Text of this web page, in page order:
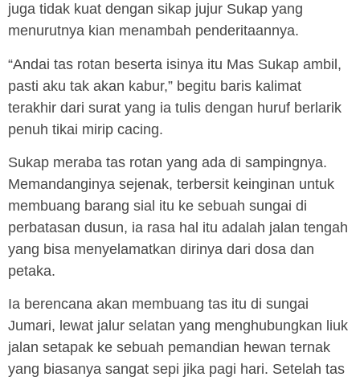
juga tidak kuat dengan sikap jujur Sukap yang
menurutnya kian menambah penderitaannya.
“Andai tas rotan beserta isinya itu Mas Sukap ambil,
pasti aku tak akan kabur,” begitu baris kalimat
terakhir dari surat yang ia tulis dengan huruf berlarik
penuh tikai mirip cacing.
Sukap meraba tas rotan yang ada di sampingnya.
Memandanginya sejenak, terbersit keinginan untuk
membuang barang sial itu ke sebuah sungai di
perbatasan dusun, ia rasa hal itu adalah jalan tengah
yang bisa menyelamatkan dirinya dari dosa dan
petaka.
Ia berencana akan membuang tas itu di sungai
Jumari, lewat jalur selatan yang menghubungkan liuk
jalan setapak ke sebuah pemandian hewan ternak
yang biasanya sangat sepi jika pagi hari. Setelah tas